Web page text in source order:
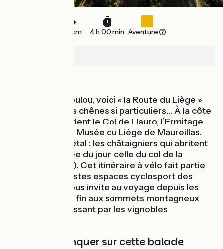
68 km 4 h 00 min Aventure
Au départ du Boulou, voici « la Route du Liège »
rythmée par ces chênes si particuliers… À la côte
de Vivès succèdent le Col de Llauro, l’Ermitage
Saint-Ferréol, le Musée du Liège de Maureillas.
Seul hiatus végétal : les châtaigniers qui abritent
la grosse montée du jour, celle du col de la
Brousse (849 m). Cet itinéraire à vélo fait partie
d’un des plus vastes espaces cyclosport des
Pyrénées qui vous invite au voyage depuis les
plages de sable fin aux sommets montagneux
enneigés, en passant par les vignobles
À ne pas manquer sur cette balade